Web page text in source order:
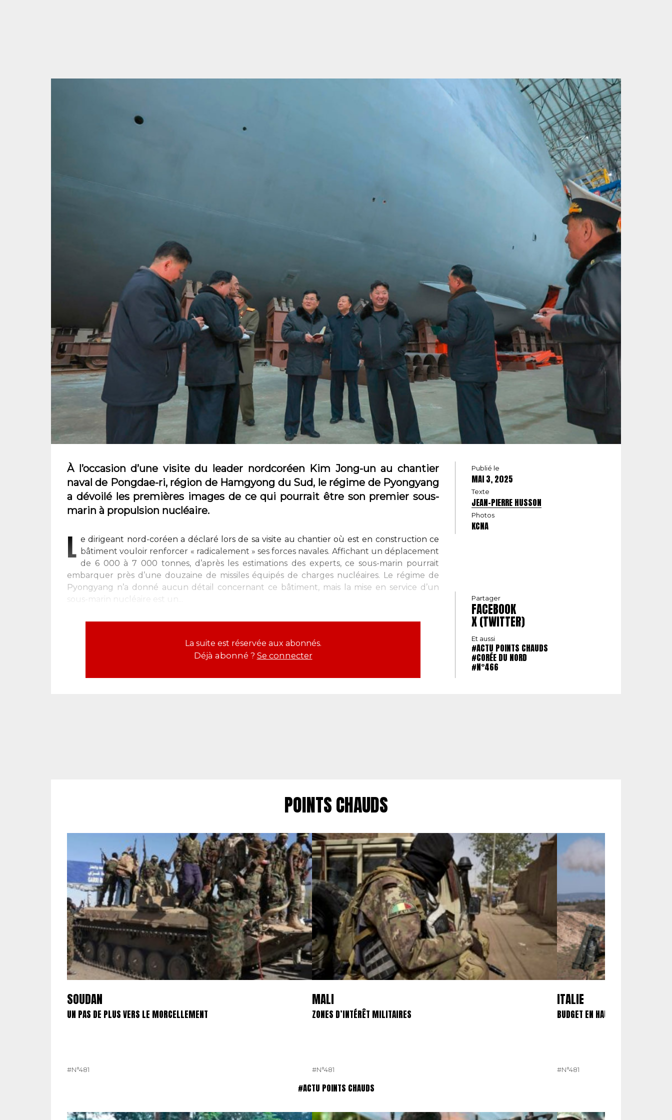
À l’occasion d’une visite du leader nordcoréen Kim Jong-un au chantier
naval de Pongdae-ri, région de Hamgyong du Sud, le régime de Pyongyang
a dévoilé les premières images de ce qui pourrait être son premier sous-
marin à propulsion nucléaire.
L e dirigeant nord-coréen a déclaré lors de sa visite au chantier où est en construction ce
bâtiment vouloir renforcer « radicalement » ses forces navales. Affichant un déplacement
de 6 000 à 7 000 tonnes, d’après les estimations des experts, ce sous-marin pourrait
embarquer près d’une douzaine de missiles équipés de charges nucléaires. Le régime de
Pyongyang n’a donné aucun détail concernant ce bâtiment, mais la mise en service d’un
sous-marin nucléaire est un...
La suite est réservée aux abonnés.
Déjà abonné ? Se connecter
Publié le
MAI 3, 2025
Texte
JEAN-PIERRE HUSSON
Photos
KCNA
Partager
FACEBOOK
X (TWITTER)
Et aussi
#ACTU POINTS CHAUDS
#CORÉE DU NORD
#N°466
POINTS CHAUDS
SOUDAN
UN PAS DE PLUS VERS LE MORCELLEMENT
#N°481
MALI
ZONES D’INTÉRÊT MILITAIRES
#N°481
ITALIE
BUDGET EN HAUSSE POUR LES
#N°481
#ACTU POINTS CHAUDS